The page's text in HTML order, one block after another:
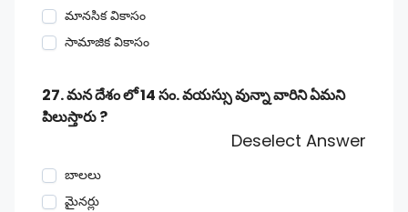
మానసిక వికాసం
సామాజిక వికాసం
27. మన దేశం లో 14 సం. వయస్సు వున్నా వారిని ఏమని
పిలుస్తారు ?
Deselect Answer
బాలలు
మైనర్లు